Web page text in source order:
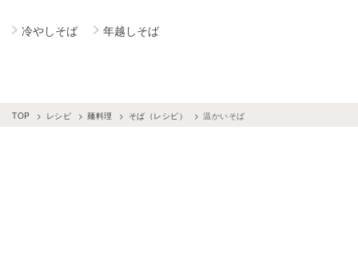
冷やしそば 年越しそば
TOP レシピ 麺料理 そば（レシピ） 温かいそば